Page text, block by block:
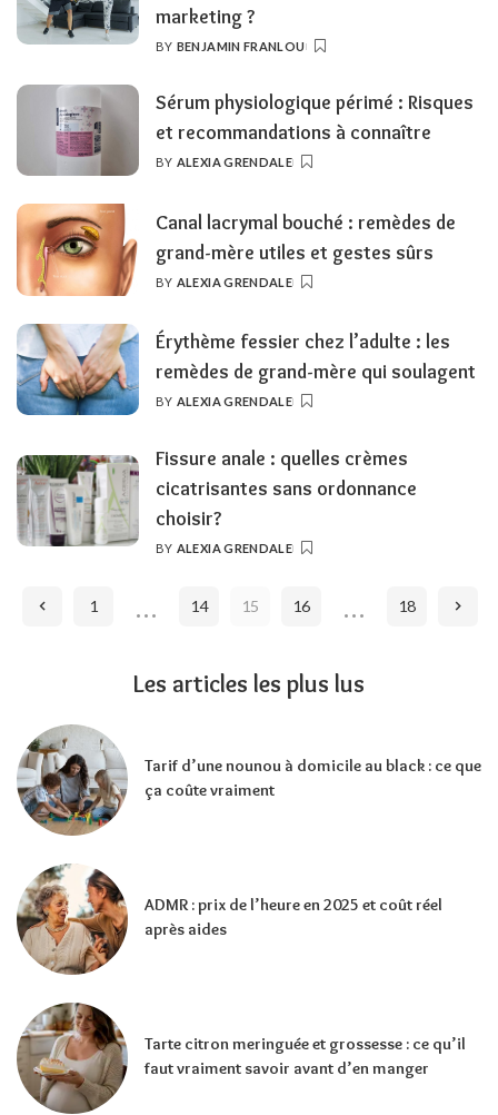
marketing ?
POSTED
BY BENJAMIN FRANLOU
Sérum physiologique périmé : Risques
et recommandations à connaître
POSTED
BY ALEXIA GRENDALE
Canal lacrymal bouché : remèdes de
grand-mère utiles et gestes sûrs
POSTED
BY ALEXIA GRENDALE
Érythème fessier chez l’adulte : les
remèdes de grand-mère qui soulagent
POSTED
BY ALEXIA GRENDALE
Fissure anale : quelles crèmes
cicatrisantes sans ordonnance
choisir?
POSTED
BY ALEXIA GRENDALE
1 … 14 15 16 … 18
Les articles les plus lus
Tarif d’une nounou à domicile au black : ce que
ça coûte vraiment
ADMR : prix de l’heure en 2025 et coût réel
après aides
Tarte citron meringuée et grossesse : ce qu’il
faut vraiment savoir avant d’en manger